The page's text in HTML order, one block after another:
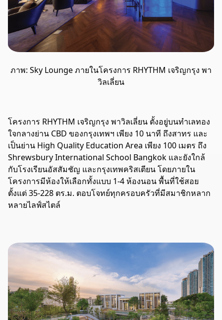
ภาพ: Sky Lounge ภายในโครงการ RHYTHM เจริญกรุง พา
วิลเลี่ยน
โครงการ RHYTHM เจริญกรุง พาวิลเลี่ยน ตั้งอยู่บนทำเลทอง
ใจกลางย่าน CBD ของกรุงเทพฯ เพียง 10 นาที ถึงสาทร และ
เป็นย่าน High Quality Education Area เพียง 100 เมตร ถึง
Shrewsbury International School Bangkok และยังใกล้
กับโรงเรียนอัสสัมชัญ และกรุงเทพคริสเตียน โดยภายใน
โครงการมีห้องให้เลือกทั้งแบบ 1-4 ห้องนอน พื้นที่ใช้สอย
ตั้งแต่ 35-228 ตร.ม. ตอบโจทย์ทุกครอบครัวที่มีสมาชิกหลาก
หลายไลฟ์สไตล์